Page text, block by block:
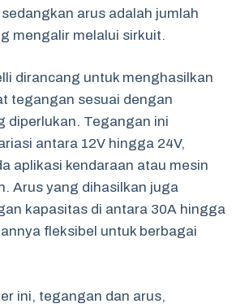
arus adalah jumlah
mengalir melalui sirkuit.
dirancang untuk menghasilkan
tegangan sesuai dengan
diperlukan. Tegangan ini
antara 12V hingga 24V,
aplikasi kendaraan atau mesin
Arus yang dihasilkan juga
kapasitas di antara 30A hingga
fleksibel untuk berbagai
ini, tegangan dan arus,